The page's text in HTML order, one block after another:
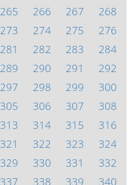
265 266 267
268
273 274 275
276
281 282 283
284
289 290 291
292
297 298 299
300
305 306 307
308
313 314 315
316
321 322 323
324
329 330 331
332
337 338 339 340